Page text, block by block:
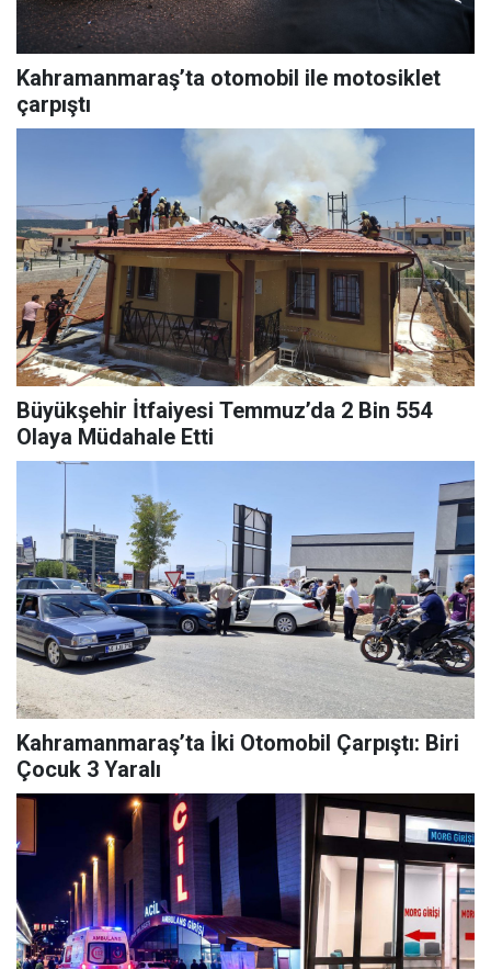
Kahramanmaraş’ta otomobil ile motosiklet
çarpıştı
Büyükşehir İtfaiyesi Temmuz’da 2 Bin 554
Olaya Müdahale Etti
Kahramanmaraş’ta İki Otomobil Çarpıştı: Biri
Çocuk 3 Yaralı